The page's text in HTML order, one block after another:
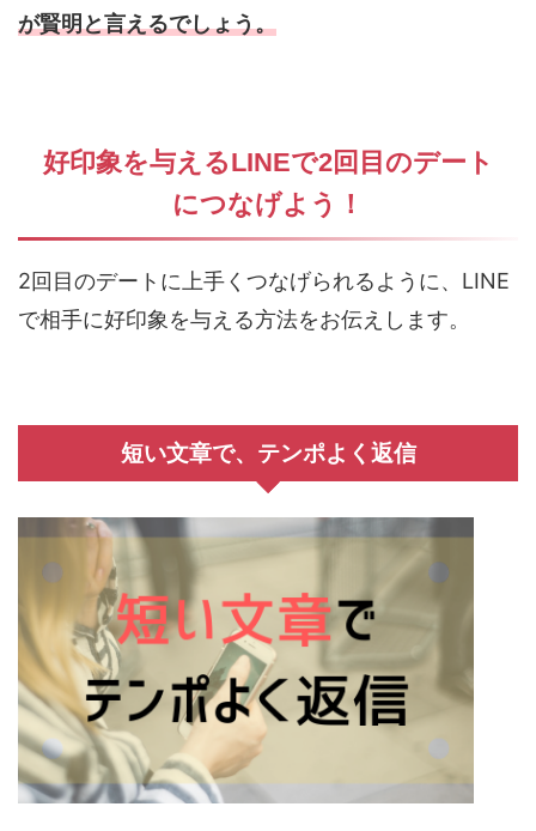
が賢明と言えるでしょう。
好印象を与えるLINEで2回目のデート
につなげよう！
2回目のデートに上手くつなげられるように、LINE
で相手に好印象を与える方法をお伝えします。
短い文章で、テンポよく返信